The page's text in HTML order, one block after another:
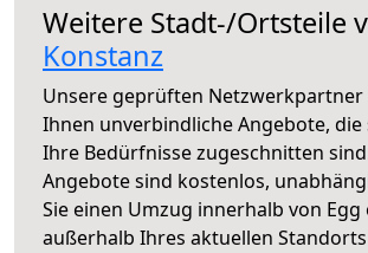
Weitere Stadt-/Ortsteile
Konstanz
Unsere geprüften Netzwerkpartner
Ihnen unverbindliche Angebote, die
Ihre Bedürfnisse zugeschnitten
Angebote sind kostenlos,
Sie einen Umzug innerhalb von Egg
außerhalb Ihres aktuellen